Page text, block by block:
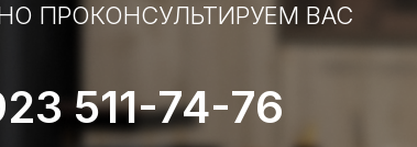
ПРОКОНСУЛЬТИРУЕМ ВАС
511-74-76